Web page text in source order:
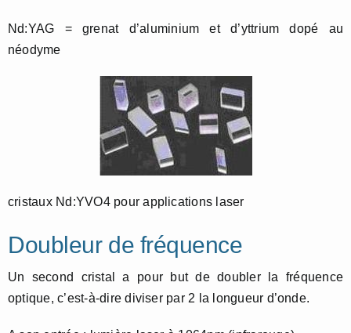
Nd:YAG = grenat d’aluminium et d’yttrium dopé au
néodyme
cristaux Nd:YVO4 pour applications laser
Doubleur de fréquence
Un second cristal a pour but de doubler la fréquence
optique, c’est-à-dire diviser par 2 la longueur d’onde.